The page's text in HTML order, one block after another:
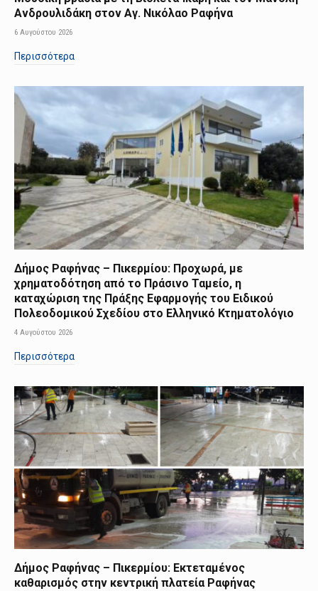
Ανδρουλιδάκη στον Αγ. Νικόλαο Ραφήνα
6 Αυγούστου 2026
Περισσότερα
Δήμος Ραφήνας – Πικερμίου: Προχωρά, με
χρηματοδότηση από το Πράσινο Ταμείο, η
καταχώριση της Πράξης Εφαρμογής του Ειδικού
Πολεοδομικού Σχεδίου στο Ελληνικό Κτηματολόγιο
4 Αυγούστου 2026
Περισσότερα
Δήμος Ραφήνας – Πικερμίου: Εκτεταμένος
καθαρισμός στην κεντρική πλατεία Ραφήνας